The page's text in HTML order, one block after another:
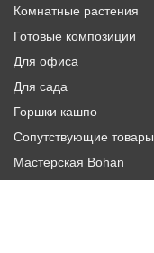
Комнатные растения
Готовые композиции
Для офиса
Для сада
Горшки кашпо
Сопутствующие товары
Мастерская Bohan